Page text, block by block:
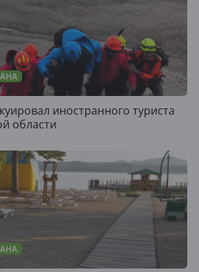
иностранного туриста
области